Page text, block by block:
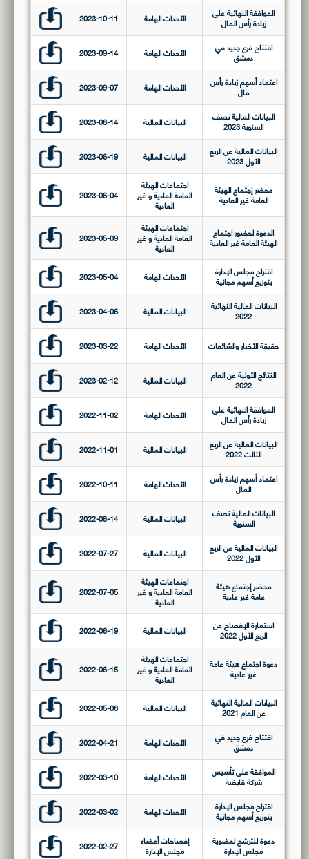
الموافقة النهائية على
زيادة رأس المال الأحداث الهامة 2023-10-11
افتتاح فرع جديد في
دمشق الأحداث الهامة 2023-09-14
اعتماد أسهم زيادة رأس
مال الأحداث الهامة 2023-09-07
البيانات المالية نصف
السنوية 2023 البيانات المالية 2023-08-14
البيانات المالية عن الربع
الأول 2023 البيانات المالية 2023-06-19
محضر إجتماع الهيئة
العامة غير العادية
اجتماعات الهيئة
العامة العادية و غير
العادية
2023-06-04
الدعوة لحضور اجتماع
الهيئة العامة غير العادية
اجتماعات الهيئة
العامة العادية و غير
العادية
2023-05-09
اقتراح مجلس الإدارة
بتوزيع أسهم مجانية الأحداث الهامة 2023-05-04
البيانات المالية النهائية
2022 البيانات المالية 2023-04-06
حقيقة الأخبار والشائعات الأحداث الهامة 2023-03-22
النتائج الأولية عن العام
2022 البيانات المالية 2023-02-12
الموافقة النهائية على
زيادة رأس المال الأحداث الهامة 2022-11-02
البيانات المالية عن الربع
الثالث 2022 البيانات المالية 2022-11-01
اعتماد أسهم زيادة رأس
المال الأحداث الهامة 2022-10-11
البيانات المالية نصف
السنوية البيانات المالية 2022-08-14
البيانات المالية عن الربع
الأول 2022 البيانات المالية 2022-07-27
محضر إجتماع هيئة
عامة غير عادية
اجتماعات الهيئة
العامة العادية و غير
العادية
2022-07-05
استمارة الإفصاح عن
الربع الأول 2022 البيانات المالية 2022-06-19
دعوة اجتماع هيئة عامة
غير عادية
اجتماعات الهيئة
العامة العادية و غير
العادية
2022-06-15
البيانات المالية النهائية
عن العام 2021 البيانات المالية 2022-05-08
افتتاح فرع جديد في
دمشق الأحداث الهامة 2022-04-21
الموافقة على تأسيس
شركة قابضة الأحداث الهامة 2022-03-10
اقتراح مجلس الإدارة
بتوزيع أسهم مجانية الأحداث الهامة 2022-03-02
دعوة للترشح لعضوية
مجلس الإدارة
إفصاحات أعضاء
مجلس الإدارة 2022-02-27